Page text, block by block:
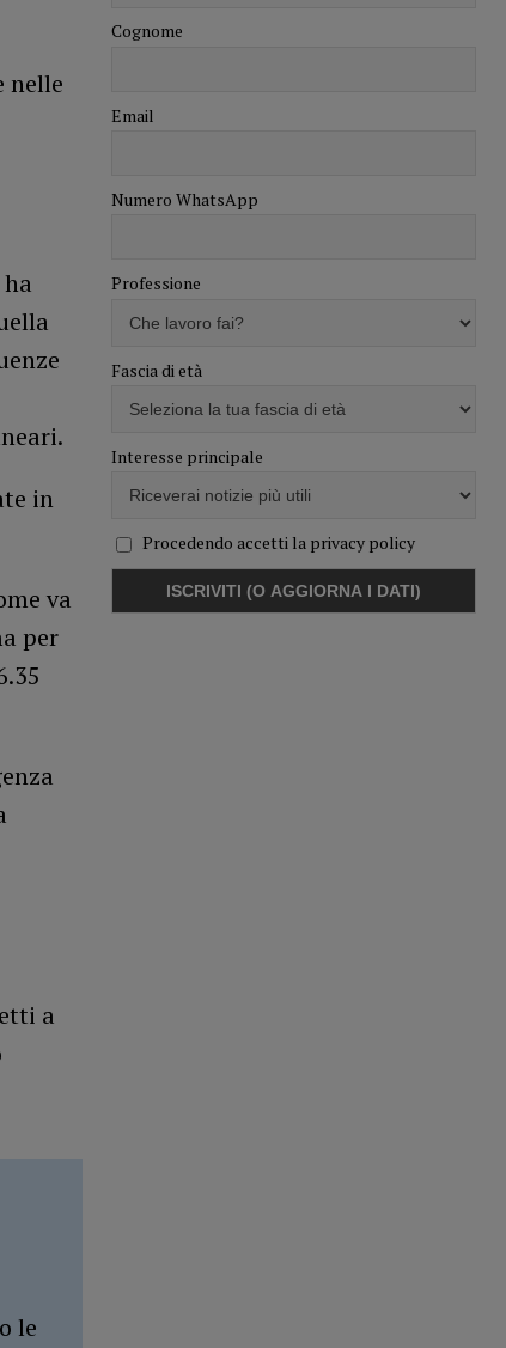
nelle
in
va
per
a
le
Cognome
Email
Numero WhatsApp
Professione
Fascia di età
Interesse principale
Procedendo accetti la privacy policy